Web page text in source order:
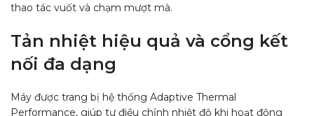
thao tác vuốt và chạm mượt mà.
Tản nhiệt hiệu quả và cổng kết
nối đa dạng
Máy được trang bị hệ thống Adaptive Thermal
Performance, giúp tự điều chỉnh nhiệt độ khi hoạt động